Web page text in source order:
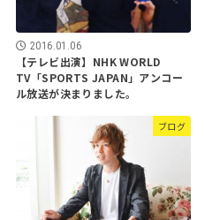
2016.01.06
【テレビ出演】NHK WORLD
TV「SPORTS JAPAN」アンコー
ル放送が決まりました。
ブログ